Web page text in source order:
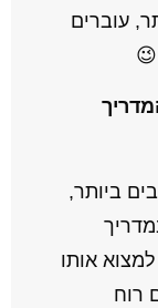
עוברים
ביותר,
אותו
רוח